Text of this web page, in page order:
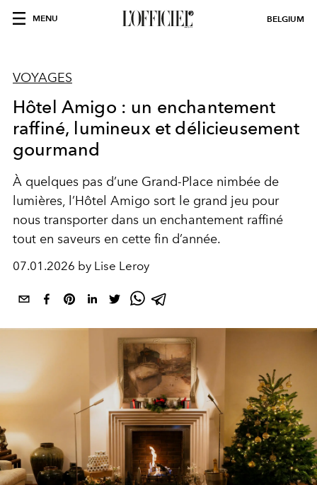
MENU BELGIUM
VOYAGES
Hôtel Amigo : un enchantement
raffiné, lumineux et délicieusement
gourmand
À quelques pas d’une Grand-Place nimbée de
lumières, l’Hôtel Amigo sort le grand jeu pour
nous transporter dans un enchantement raffiné
tout en saveurs en cette fin d’année.
07.01.2026 by Lise Leroy